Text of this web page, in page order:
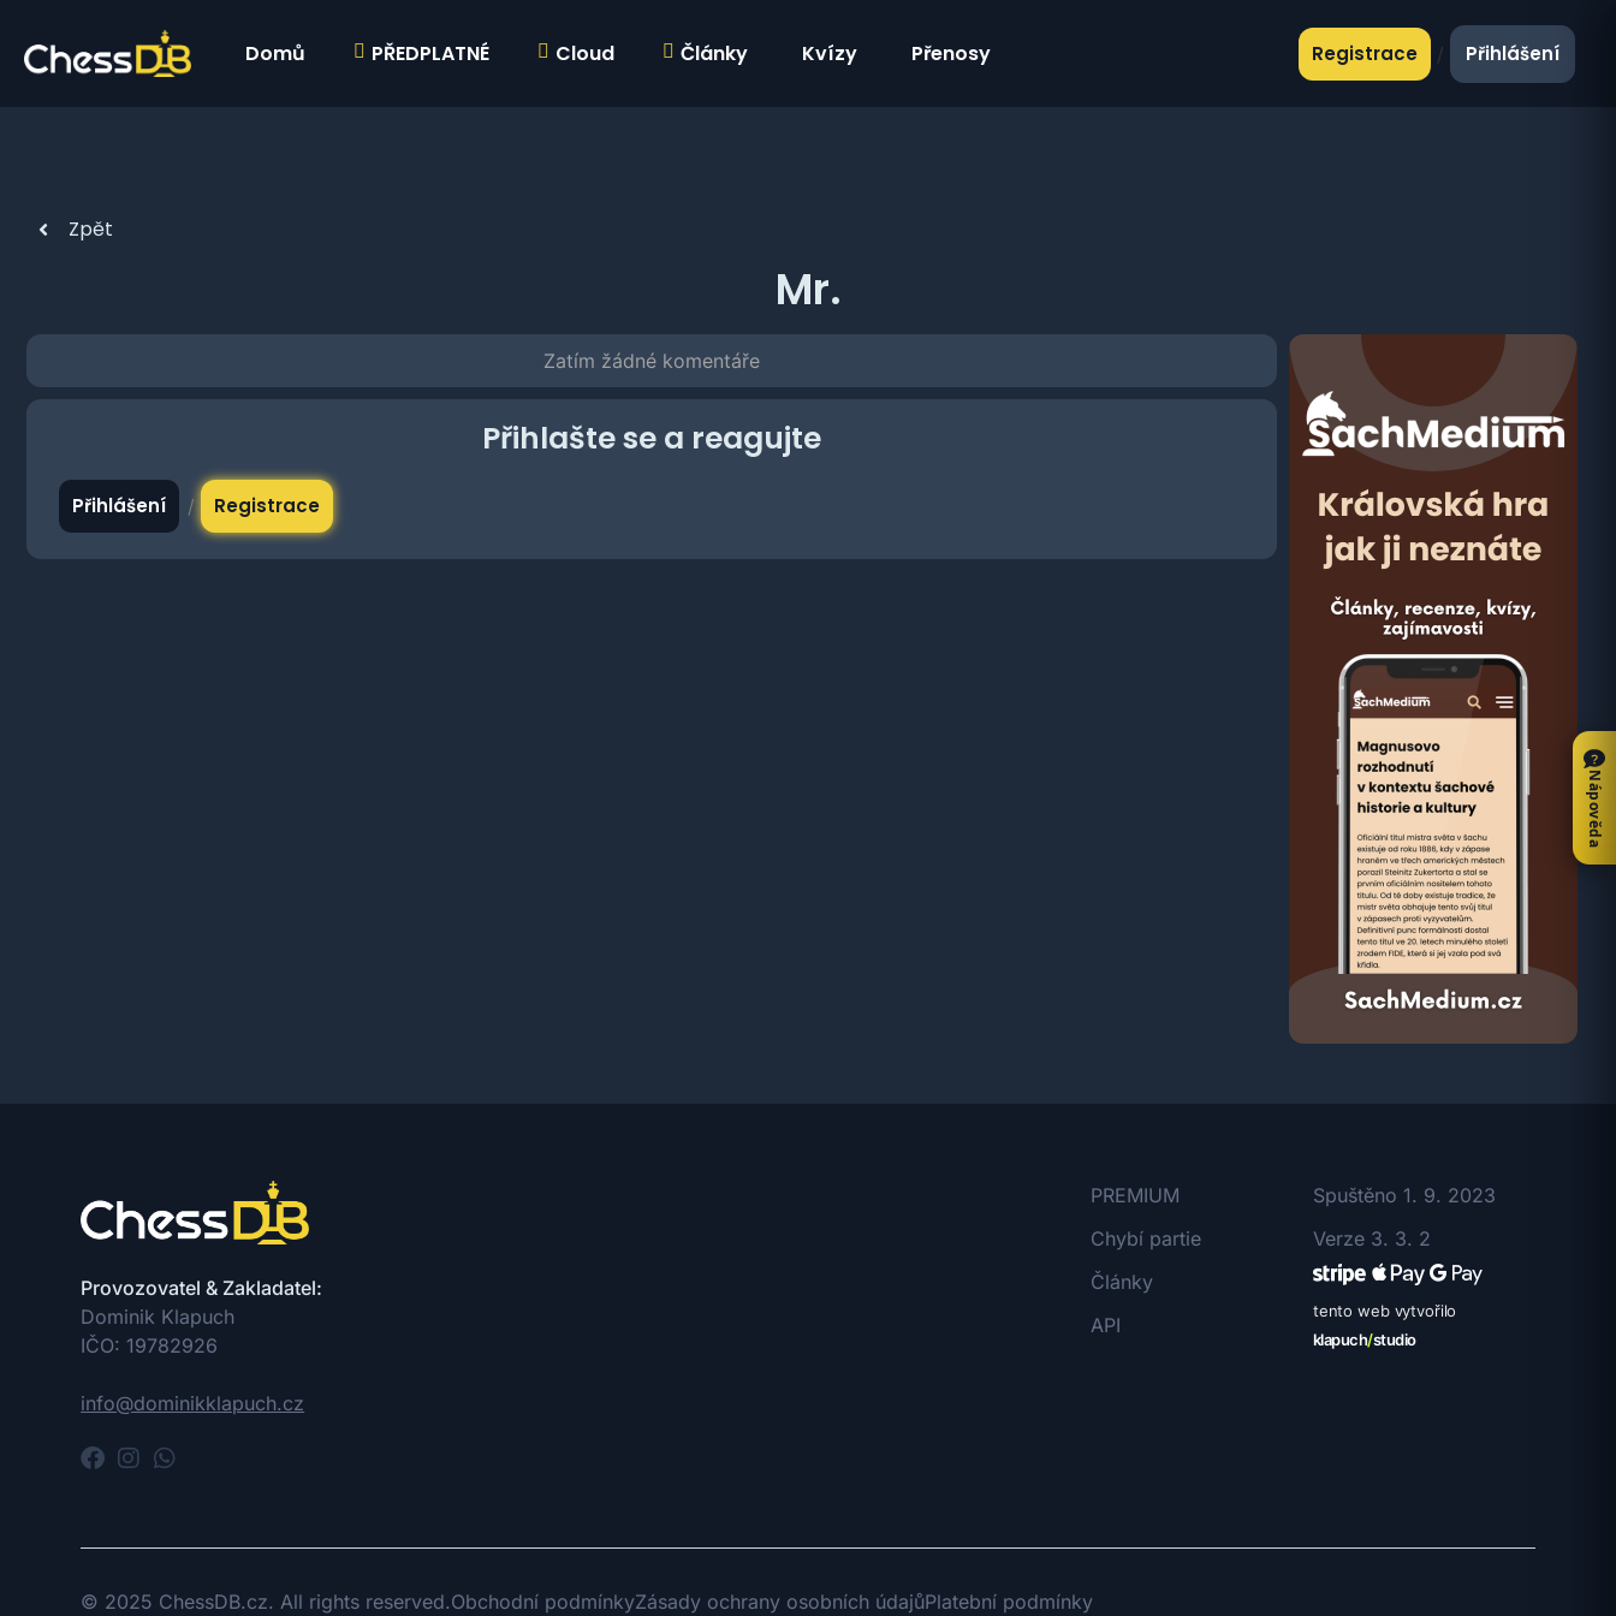
Domů PŘEDPLATNÉ Cloud Články Kvízy Přenosy Registrace / Přihlášení
Zpět
Mr.
Zatím žádné komentáře
Přihlašte se a reagujte
Přihlášení / Registrace
Provozovatel & Zakladatel:
Dominik Klapuch
IČO: 19782926
info@dominikklapuch.cz
PREMIUM
Chybí partie
Články
API
Spuštěno 1. 9. 2023
Verze 3. 3. 2
tento web vytvořilo
klapuch/studio
© 2025 ChessDB.cz. All rights reserved.Obchodní podmínkyZásady ochrany osobních údajůPlatební podmínky
Nápověda